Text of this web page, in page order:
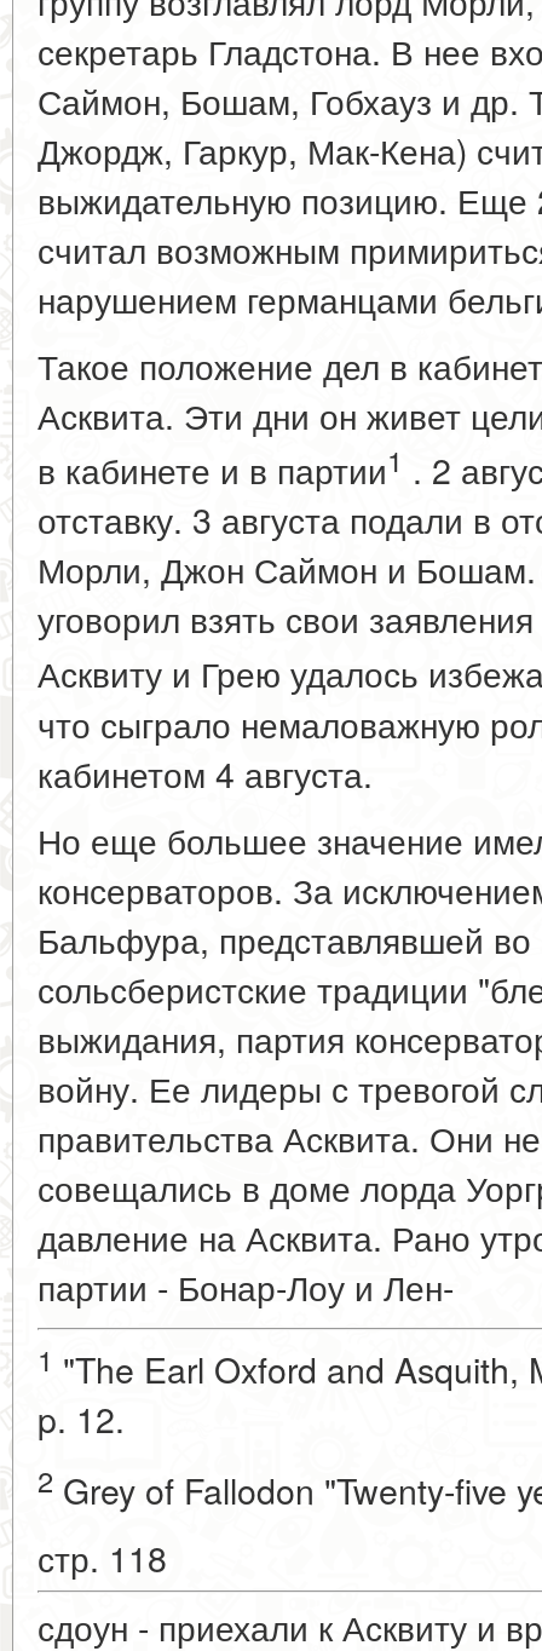
секретарь Гладстона. В нее
Саймон, Бошам, Гобхауз и др.
Джордж, Гаркур, Мак-Кена)
выжидательную позицию. Еще
считал возможным
нарушением германцами
Такое положение дел в
Асквита. Эти дни он живет
в кабинете и в партии1 . 2
отставку. 3 августа подали в
Морли, Джон Саймон и Бошам.
уговорил взять свои
Асквиту и Грею удалось
что сыграло немаловажную
кабинетом 4 августа.
Но еще большее значение
консерваторов. За
Бальфура, представлявшей
сольсберистские традиции
выжидания, партия
войну. Ее лидеры с тревогой
правительства Асквита. Они
совещались в доме лорда
давление на Асквита. Рано
партии - Бонар-Лоу и Лен-
1 "The Earl Oxford and Asquith,
p. 12.
2 Grey of Fallodon "Twenty-five
стр. 118
сдоун - приехали к Асквиту и